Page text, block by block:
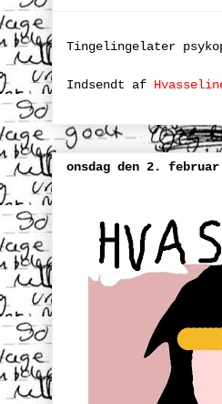
Tingelingelater
Indsendt af
onsdag den 2. februar